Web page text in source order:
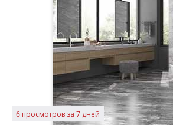
6 просмотров за 7 дней